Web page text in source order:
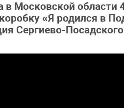
в Московской
«Я родился в
Сергиево-Посадского